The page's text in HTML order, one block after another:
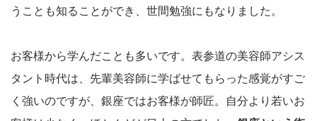
うことも知ることができ、世間勉強にもなりました。
お客様から学んだことも多いです。表参道の美容師アシス
タント時代は、先輩美容師に学ばせてもらった感覚がすご
く強いのですが、銀座ではお客様が師匠。自分より若いお